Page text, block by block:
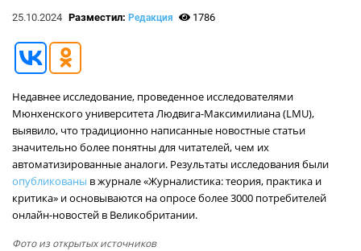
25.10.2024 Разместил: Редакция 1786
Недавнее исследование, проведенное исследователями
Мюнхенского университета Людвига-Максимилиана (LMU),
выявило, что традиционно написанные новостные статьи
значительно более понятны для читателей, чем их
автоматизированные аналоги. Результаты исследования были
опубликованы в журнале «Журналистика: теория, практика и
критика» и основываются на опросе более 3000 потребителей
онлайн-новостей в Великобритании.
Фото из открытых источников